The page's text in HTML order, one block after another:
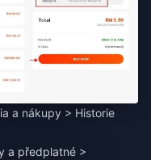
a nákupy > Historie
a předplatné >